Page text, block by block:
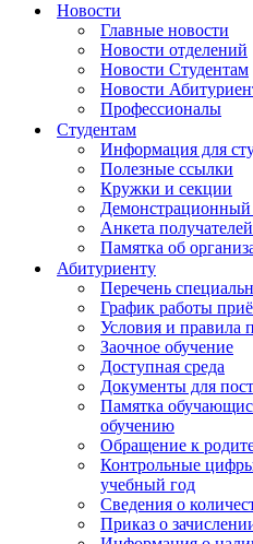
Новости
Главные новости
Новости отделений
Новости Студентам
Новости
Профессионалы
Студентам
Информация для
Полезные ссылки
Кружки и секции
Демонстрационный
Анкета
Памятка об
Абитуриенту
Перечень
График работы
Условия и правила
Заочное обучение
Доступная среда
Документы для
Памятка
обучению
Обращение к
Контрольные
учебный год
Сведения о
Приказ о